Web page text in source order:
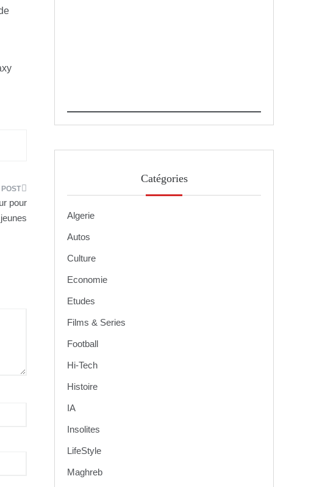
pour
Catégories
Algerie
Autos
Culture
Economie
Etudes
Films & Series
Football
Hi-Tech
Histoire
IA
Insolites
LifeStyle
Maghreb